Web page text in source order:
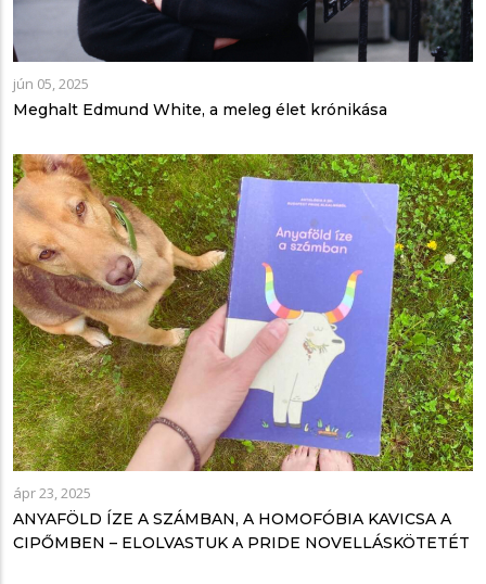
jún 05, 2025
Meghalt Edmund White, a meleg élet krónikása
ápr 23, 2025
ANYAFÖLD ÍZE A SZÁMBAN, A HOMOFÓBIA KAVICSA A
CIPŐMBEN – ELOLVASTUK A PRIDE NOVELLÁSKÖTETÉT